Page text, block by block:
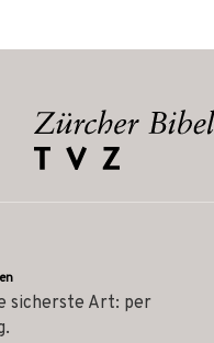
sicherste Art: per